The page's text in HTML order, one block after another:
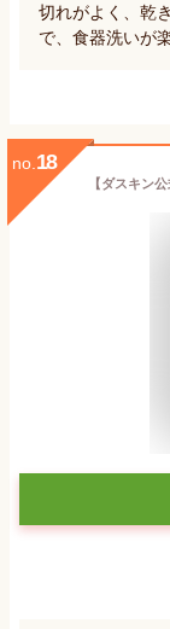
切れがよく、乾
で、食器洗いが
no. 18